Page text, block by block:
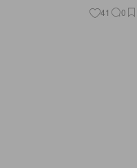
41 0